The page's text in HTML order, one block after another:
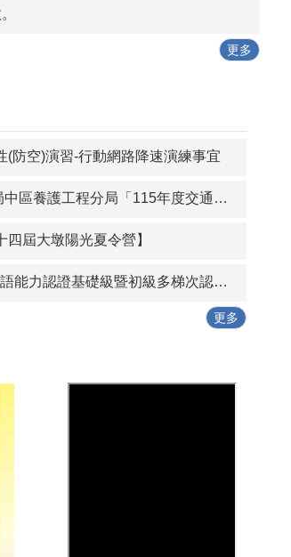
更多
(防空)演習-行動網路降速演練事宜
年度交通部公路局中區養護工程分局競標購買經管省道私有既成道路土地」第2次招標公告
四屆大墩陽光夏令營】
力認證基礎級暨初級多梯次認證報名事宜】
更多